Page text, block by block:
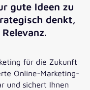
gute Ideen zu
denkt,
für die Zukunft
Online-Marketing-
und sichert Ihnen